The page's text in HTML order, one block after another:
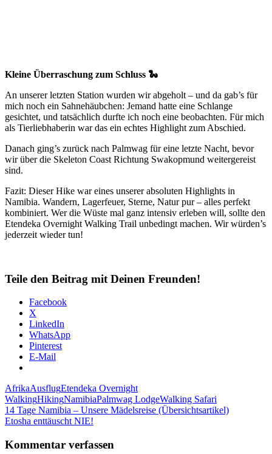
Kleine Überraschung zum Schluss 🐍
An unserer letzten Station wurden wir abgeholt – und da gab’s für
mich noch ein Sahnehäubchen: Jemand hatte eine Schlange
gesichtet, und tatsächlich durfte ich noch eine beobachten. Für mich
als Tierliebhaberin war das ein echtes Highlight zum Abschied.
Danach ging’s zurück nach Palmwag für eine letzte Nacht, bevor
wir über die Skeleton Coast Richtung Swakopmund weitergereist
sind.
Fazit: Dieser Hike war eines unserer absoluten Highlights in
Namibia. Wandern, Lagerfeuer, Sterne, Natur pur – alles perfekt
kombiniert. Wer die Wüste mal ganz intensiv erleben will, sollte den
Etendeka Overnight Walking Trail unbedingt machen. Wir würden’s
jederzeit wieder tun!
Teile den Beitrag mit Deinen Freunden!
Facebook
X
LinkedIn
WhatsApp
Pinterest
E-Mail
AfrikaAusflugEtendeka Overnight
WalkingHikingNamibiaPalmwag LodgeWalking Safari
Beitragsnavigation
Vorheriger
Beitrag:
14 Tage Namibia – Unsere Mädelsreise (Übersichtsartikel)
Nächster
Etosha enttäuscht NIE!
Kommentar verfassen